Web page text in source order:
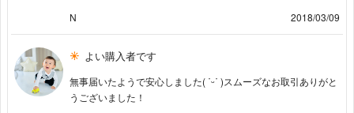
N
2018/03/09
よい購入者です
無事届いたようで安心しました( ˙ᵕ˙ )スムーズなお取引ありがと
うございました！